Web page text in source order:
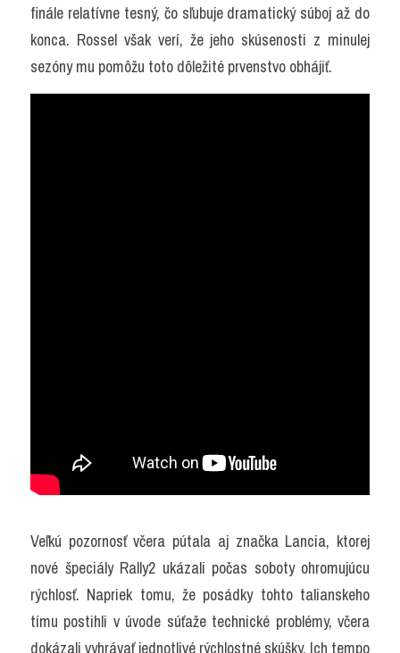
finále relatívne tesný, čo sľubuje dramatický súboj až do
konca. Rossel však verí, že jeho skúsenosti z minulej
sezóny mu pomôžu toto dôležité prvenstvo obhájiť.
Veľkú pozornosť včera pútala aj značka Lancia, ktorej
nové špeciály Rally2 ukázali počas soboty ohromujúcu
rýchlosť. Napriek tomu, že posádky tohto talianskeho
tímu postihli v úvode súťaže technické problémy, včera
dokázali vyhrávať jednotlivé rýchlostné skúšky. Ich tempo